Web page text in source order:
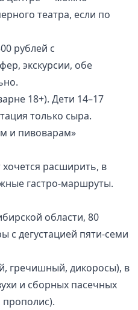
театра, если по
рублей с
экскурсии, обе
18+). Дети 14–17
только сыра.
и пивоварам»
расширить, в
гастро-маршруты.
области, 80
с дегустацией пяти-семи
гречишный, дикоросы), в
и сборных пасечных
прополис).